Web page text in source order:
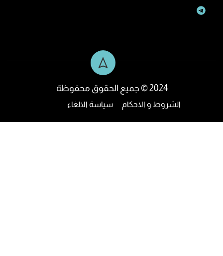
2024 © جميع الحقوق محفوظة
الشروط و الاحكام سياسة الالغاء